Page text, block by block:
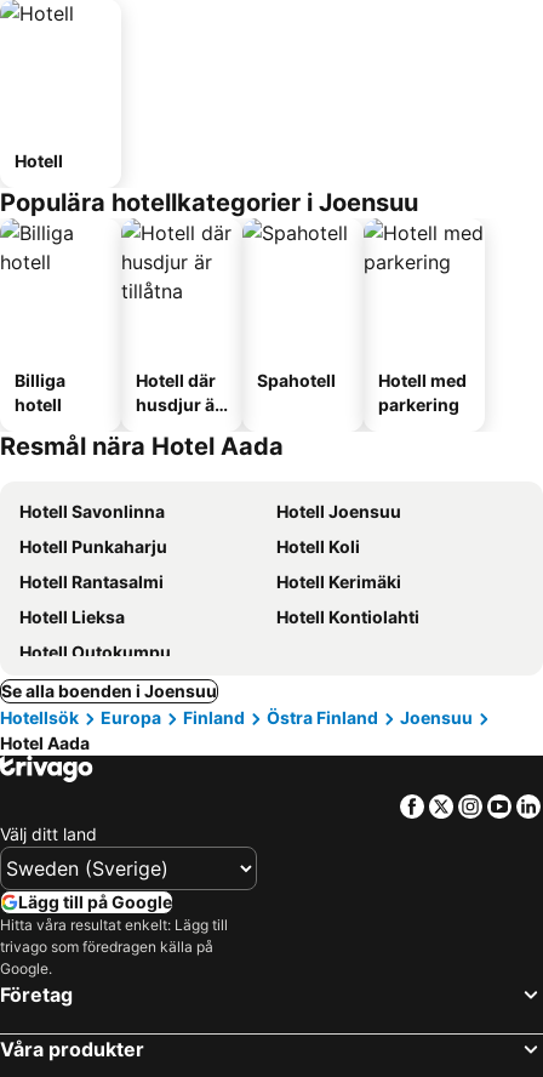
Hotell
Populära hotellkategorier i Joensuu
Billiga
hotell
Hotell där
husdjur är
Spahotell
Hotell med
parkering
Resmål nära Hotel Aada
Hotell Savonlinna
Hotell Joensuu
Hotell Punkaharju
Hotell Koli
Hotell Rantasalmi
Hotell Kerimäki
Hotell Lieksa
Hotell Kontiolahti
Hotell Outokumpu
Se alla boenden i Joensuu
Hotellsök
Europa Finland Östra Finland
Joensuu
Hotel Aada
Facebook
Twitter
Välj ditt land
Lägg till på Google
Hitta våra resultat enkelt: Lägg till
trivago som föredragen källa på
Google.
Företag
Våra produkter